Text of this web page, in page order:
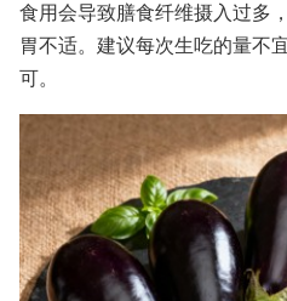
食用会导致膳食纤维摄入过多
胃不适。建议每次生吃的量不
可。